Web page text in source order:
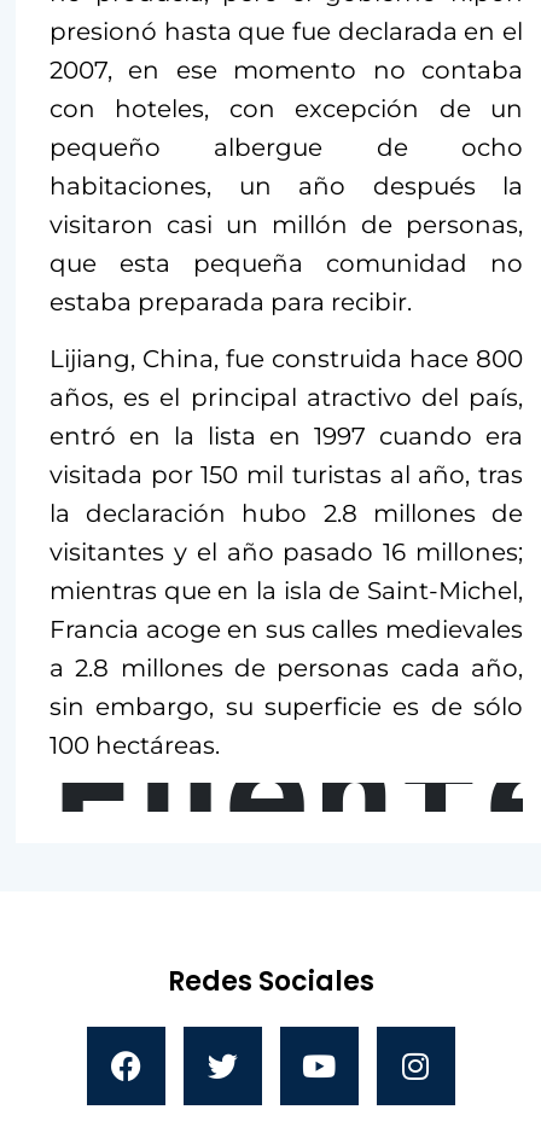
presionó hasta que fue declarada en el
2007, en ese momento no contaba
con hoteles, con excepción de un
pequeño albergue de ocho
habitaciones, un año después la
visitaron casi un millón de personas,
que esta pequeña comunidad no
estaba preparada para recibir.
Lijiang, China, fue construida hace 800
años, es el principal atractivo del país,
entró en la lista en 1997 cuando era
visitada por 150 mil turistas al año, tras
la declaración hubo 2.8 millones de
visitantes y el año pasado 16 millones;
mientras que en la isla de Saint-Michel,
Francia acoge en sus calles medievales
a 2.8 millones de personas cada año,
sin embargo, su superficie es de sólo
100 hectáreas.
Redes Sociales